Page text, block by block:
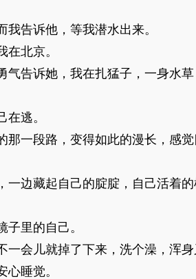
告诉他，等我潜水出来。
北京。
告诉她，我在扎猛子，一身水草
逃。
一段路，变得如此的漫长，感觉
藏起自己的腚腚，自己活着的
里的自己。
会儿就掉了下来，洗个澡，浑身
睡觉。